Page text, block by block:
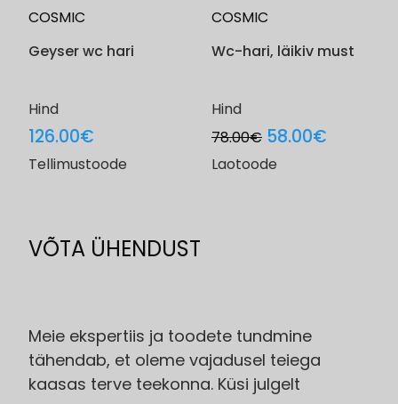
COSMIC
Geyser wc hari
Hind
126.00€
Tellimustoode
COSMIC
Wc-hari, läikiv must
Hind
78.00€ Original
price
58.00€
Laotoode
VÕTA ÜHENDUST
Meie ekspertiis ja toodete tundmine
tähendab, et oleme vajadusel teiega
kaasas terve teekonna. Küsi julgelt